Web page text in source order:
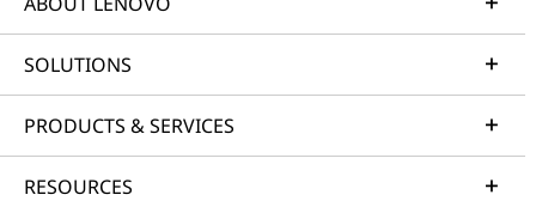
SOLUTIONS
PRODUCTS & SERVICES
RESOURCES